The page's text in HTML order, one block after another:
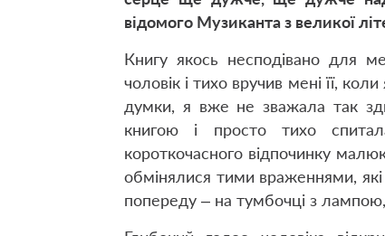
відомого Музиканта з великої
Книгу якось несподівано для
чоловік і тихо вручив мені її,
думки, я вже не зважала так
книгою і просто тихо
короткочасного відпочинку
обмінялися тими враженнями,
попереду – на тумбочці з